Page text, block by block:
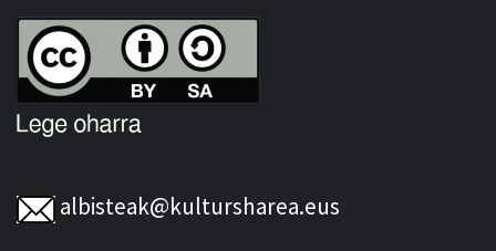
albisteak@kultursharea.eus